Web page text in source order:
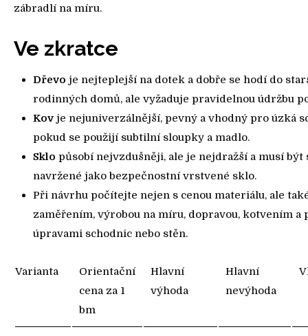
zábradlí na míru.
Ve zkratce
Dřevo je nejteplejší na dotek a dobře se hodí do
rodinných domů, ale vyžaduje pravidelnou údržbu
Kov je nejuniverzálnější, pevný a vhodný pro úzká
pokud se použijí subtilní sloupky a madlo.
Sklo působí nejvzdušněji, ale je nejdražší a musí být
navržené jako bezpečnostní vrstvené sklo.
Při návrhu počítejte nejen s cenou materiálu, ale
zaměřením, výrobou na míru, dopravou, kotvením a
úpravami schodnic nebo stěn.
Varianta
Orientační
cena za 1
bm
Hlavní
výhoda
Hlavní
nevýhoda